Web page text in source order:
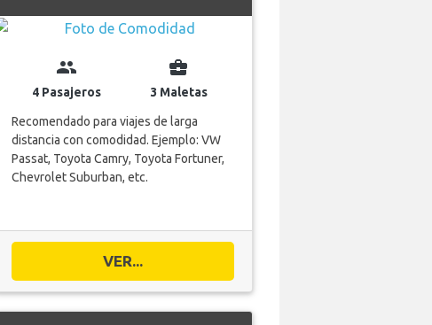
group
4 Pasajeros
business_center
3 Maletas
Recomendado para viajes de larga
distancia con comodidad. Ejemplo: VW
Passat, Toyota Camry, Toyota Fortuner,
Chevrolet Suburban, etc.
VER...